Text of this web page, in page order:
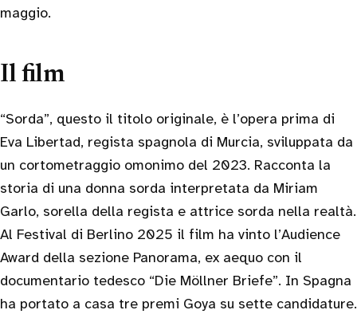
maggio.
Il film
“Sorda”, questo il titolo originale, è l’opera prima di
Eva Libertad, regista spagnola di Murcia, sviluppata da
un cortometraggio omonimo del 2023. Racconta la
storia di una donna sorda interpretata da Miriam
Garlo, sorella della regista e attrice sorda nella realtà.
Al Festival di Berlino 2025 il film ha vinto l’Audience
Award della sezione Panorama, ex aequo con il
documentario tedesco “Die Möllner Briefe”. In Spagna
ha portato a casa tre premi Goya su sette candidature.